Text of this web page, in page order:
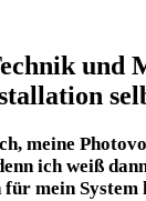
und
meine
ich weiß
mein System